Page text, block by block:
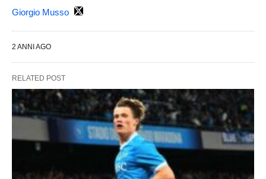
Giorgio Musso
2 ANNI AGO
RELATED POST